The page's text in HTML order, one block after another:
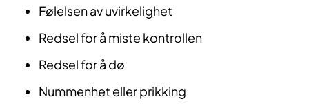
Følelsen av uvirkelighet
Redsel for å miste kontrollen
Redsel for å dø
Nummenhet eller prikking